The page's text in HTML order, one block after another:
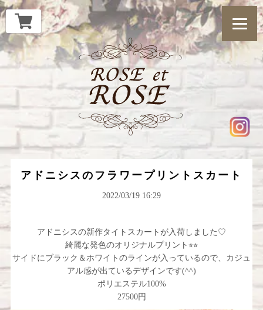
アドニシスのフラワープリントスカート
2022/03/19 16:29
アドニシスの新作タイトスカートが入荷しました♡
綺麗な発色のオリジナルプリント⭐︎⭐︎
サイドにブラック＆ホワイトのラインが入っているので、カジュ
アル感が出ているデザインです(^^)
ポリエステル100%
27500円